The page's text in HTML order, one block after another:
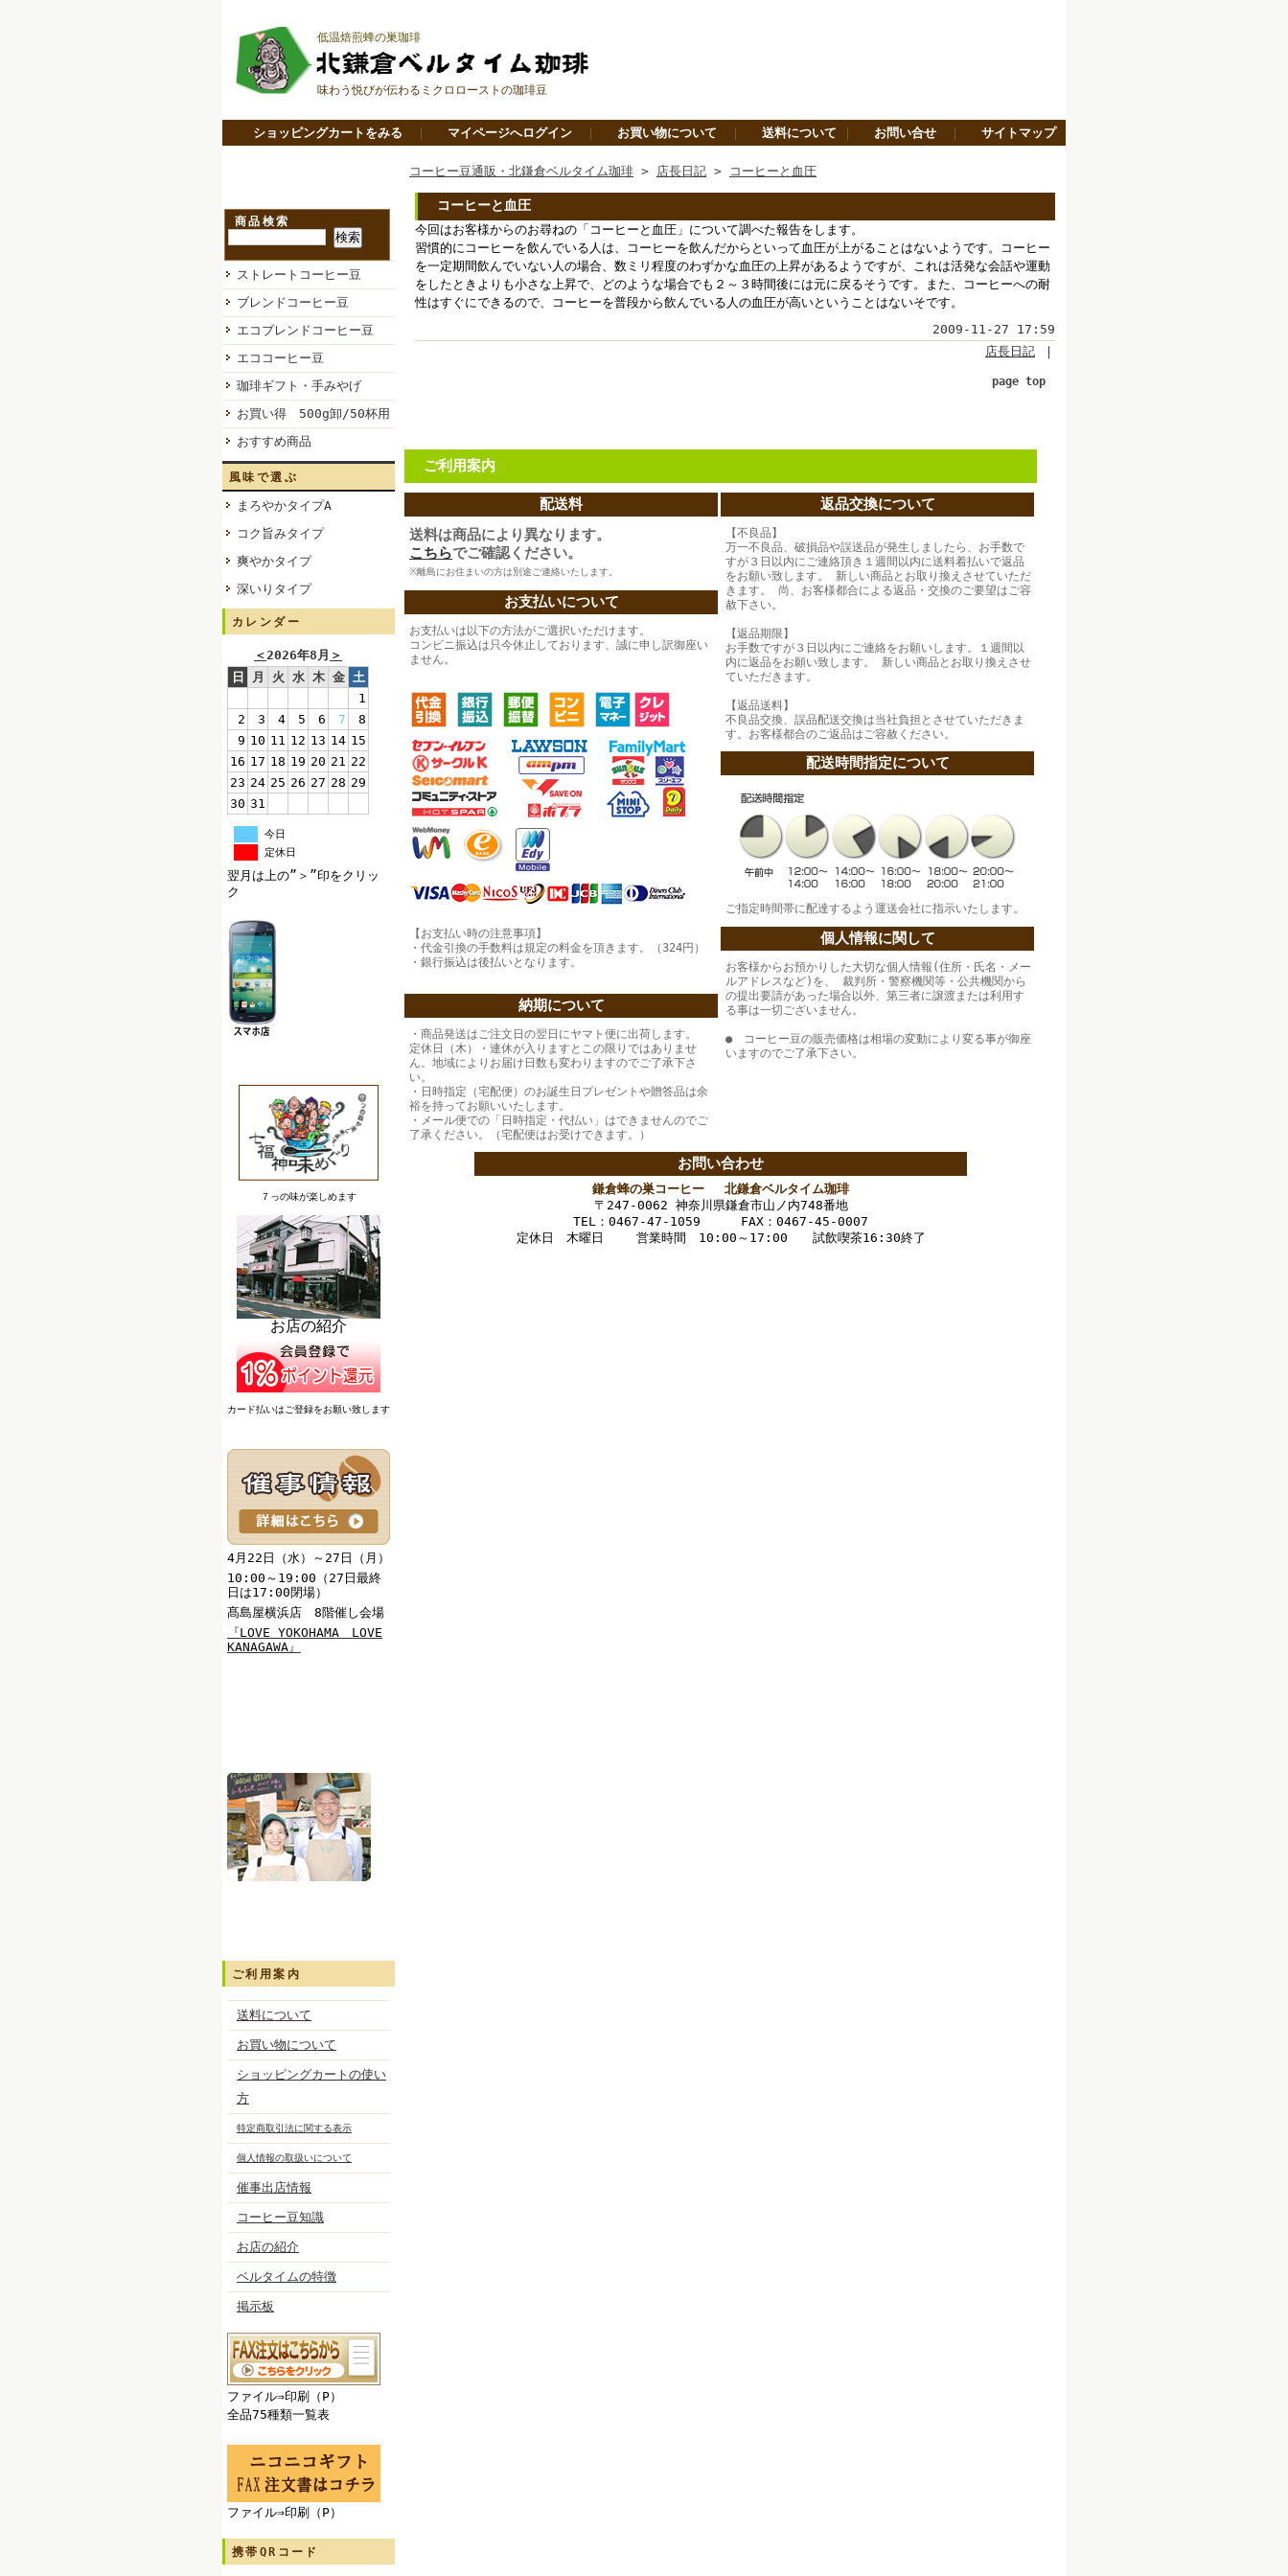
低温焙煎蜂の巣珈琲
味わう悦びが伝わるミクロローストの珈琲豆
ショッピングカートをみる マイページへログイン お買い物について 送料について お問い合せ サイトマップ
商品検索
ストレートコーヒー豆
ブレンドコーヒー豆
エコブレンドコーヒー豆
エココーヒー豆
珈琲ギフト・手みやげ
お買い得 500g卸/50杯用
おすすめ商品
風味で選ぶ
まろやかタイプA
コク旨みタイプ
爽やかタイプ
深いりタイプ
カレンダー
＜2026年8月 ＞
日
月 火 水 木 金 土
1
2
3 4 5 6 7
8
9 10 11 12 13 14 15
16 17 18 19 20 21 22
23 24 25 26 27 28 29
30 31
今日
定休日
翌月は上の”＞”印をクリッ
ク
７っの味が楽しめます
お店の紹介
カード払いはご登録をお願い致します
4月22日（水）～27日（月）
10:00～19:00（27日最終
日は17:00閉場）
髙島屋横浜店 8階催し会場
『LOVE YOKOHAMA LOVE
KANAGAWA』
ご利用案内
送料について
お買い物について
ショッピングカートの使い
方
特定商取引法に関する表示
個人情報の取扱いについて
催事出店情報
コーヒー豆知識
お店の紹介
ベルタイムの特徴
掲示板
ファイル⇒印刷（P）
全品75種類一覧表
ファイル⇒印刷（P）
携帯QRコード
コーヒー豆通販・北鎌倉ベルタイム珈琲 > 店長日記 > コーヒーと血圧
コーヒーと血圧
今回はお客様からのお尋ねの「コーヒーと血圧」について調べた報告をします。
習慣的にコーヒーを飲んでいる人は、コーヒーを飲んだからといって血圧が上がることはないようです。コーヒー
を一定期間飲んでいない人の場合、数ミリ程度のわずかな血圧の上昇があるようですが、これは活発な会話や運動
をしたときよりも小さな上昇で、どのような場合でも２～３時間後には元に戻るそうです。また、コーヒーへの耐
性はすぐにできるので、コーヒーを普段から飲んでいる人の血圧が高いということはないそです。
2009-11-27 17:59
店長日記 ｜
page top
ご利用案内
配送料
送料は商品により異なります。
こちらでご確認ください。
※離島にお住まいの方は別途ご連絡いたします。
お支払いについて
お支払いは以下の方法がご選択いただけます。
コンビニ振込は只今休止しております、誠に申し訳御座い
ません。
【お支払い時の注意事項】
・代金引換の手数料は規定の料金を頂きます。（324円）
・銀行振込は後払いとなります。
納期について
・商品発送はご注文日の翌日にヤマト便に出荷します。
定休日（木）・連休が入りますとこの限りではありませ
ん。地域によりお届け日数も変わりますのでご了承下さ
い。
・日時指定（宅配便）のお誕生日プレゼントや贈答品は余
裕を持ってお願いいたします。
・メール便での「日時指定・代払い」はできませんのでご
了承ください。（宅配便はお受けできます。）
返品交換について
【不良品】
万一不良品、破損品や誤送品が発生しましたら、お手数で
すが３日以内にご連絡頂き１週間以内に送料着払いで返品
をお願い致します。 新しい商品とお取り換えさせていただ
きます。 尚、お客様都合による返品・交換のご要望はご容
赦下さい。
【返品期限】
お手数ですが３日以内にご連絡をお願いします。１週間以
内に返品をお願い致します。 新しい商品とお取り換えさせ
ていただきます。
【返品送料】
不良品交換、誤品配送交換は当社負担とさせていただきま
す。お客様都合のご返品はご容赦ください。
配送時間指定について
ご指定時間帯に配達するよう運送会社に指示いたします。
個人情報に関して
お客様からお預かりした大切な個人情報(住所・氏名・メー
ルアドレスなど)を、 裁判所・警察機関等・公共機関から
の提出要請があった場合以外、第三者に譲渡または利用す
る事は一切ございません。
● コーヒー豆の販売価格は相場の変動により変る事が御座
いますのでご了承下さい。
お問い合わせ
鎌倉蜂の巣コーヒー 北鎌倉ベルタイム珈琲
〒247-0062 神奈川県鎌倉市山ノ内748番地
TEL：0467-47-1059 FAX：0467-45-0007
定休日 木曜日 営業時間 10:00～17:00 試飲喫茶16:30終了